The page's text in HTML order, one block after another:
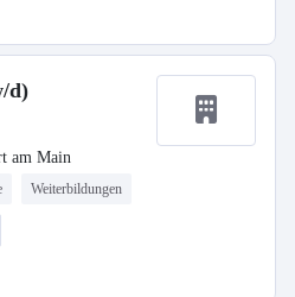
d)
am Main
Weiterbildungen